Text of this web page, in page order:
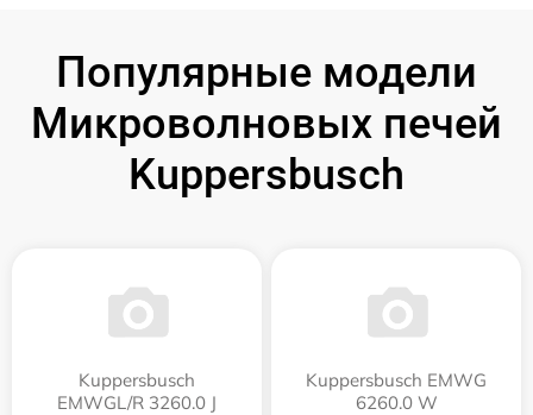
Популярные модели
Микроволновых печей
Kuppersbusch
Kuppersbusch
EMWGL/R 3260.0 J
Kuppersbusch EMWG
6260.0 W